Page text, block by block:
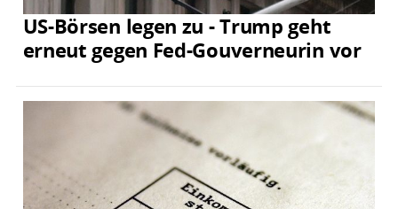
US-Börsen legen zu - Trump geht
erneut gegen Fed-Gouverneurin vor